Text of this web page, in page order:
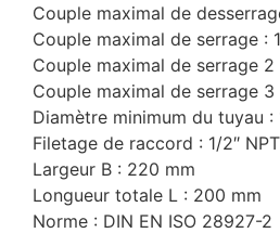
Couple maximal de
Couple maximal de serrage :
Couple maximal de serrage
Couple maximal de serrage
Diamètre minimum du tuyau :
Filetage de raccord : 1/2″ NPT
Largeur B : 220 mm
Longueur totale L : 200 mm
Norme : DIN EN ISO 28927-2